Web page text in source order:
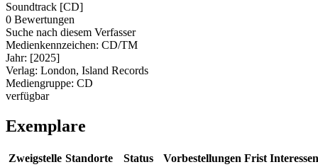
Soundtrack [CD]
0 Bewertungen
Suche nach diesem Verfasser
Medienkennzeichen: CD/TM
Jahr: [2025]
Verlag: London, Island Records
Mediengruppe: CD
verfügbar
Exemplare
Zweigstelle Standorte Status Vorbestellungen Frist